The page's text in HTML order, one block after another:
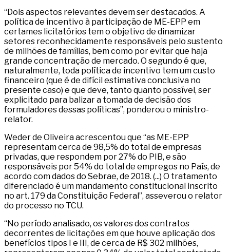
“Dois aspectos relevantes devem ser destacados. A
política de incentivo à participação de ME-EPP em
certames licitatórios tem o objetivo de dinamizar
setores reconhecidamente responsáveis pelo sustento
de milhões de famílias, bem como por evitar que haja
grande concentração de mercado. O segundo é que,
naturalmente, toda política de incentivo tem um custo
financeiro (que é de difícil estimativa conclusiva no
presente caso) e que deve, tanto quanto possível, ser
explicitado para balizar a tomada de decisão dos
formuladores dessas políticas”, ponderou o ministro-
relator.
Weder de Oliveira acrescentou que “as ME-EPP
representam cerca de 98,5% do total de empresas
privadas, que respondem por 27% do PIB, e são
responsáveis por 54% do total de empregos no País, de
acordo com dados do Sebrae, de 2018. (...) O tratamento
diferenciado é um mandamento constitucional inscrito
no art. 179 da Constituição Federal”, asseverou o relator
do processo no TCU.
“No período analisado, os valores dos contratos
decorrentes de licitações em que houve aplicação dos
benefícios tipos I e III, de cerca de R$ 302 milhões,